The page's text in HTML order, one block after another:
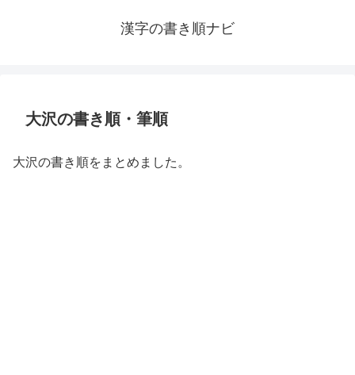
漢字の書き順ナビ
大沢の書き順・筆順
大沢の書き順をまとめました。